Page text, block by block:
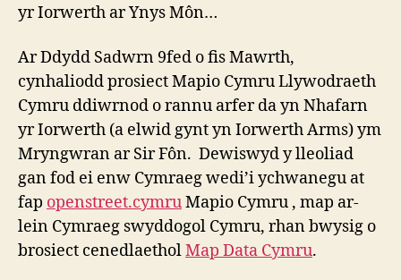
yr Iorwerth ar Ynys Môn…
Ar Ddydd Sadwrn 9fed o fis Mawrth,
cynhaliodd prosiect Mapio Cymru Llywodraeth
Cymru ddiwrnod o rannu arfer da yn Nhafarn
yr Iorwerth (a elwid gynt yn Iorwerth Arms) ym
Mryngwran ar Sir Fôn. Dewiswyd y lleoliad
gan fod ei enw Cymraeg wedi’i ychwanegu at
fap openstreet.cymruMapio Cymru , map ar-
lein Cymraeg swyddogol Cymru, rhan bwysig o
brosiect cenedlaetholMap Data Cymru.